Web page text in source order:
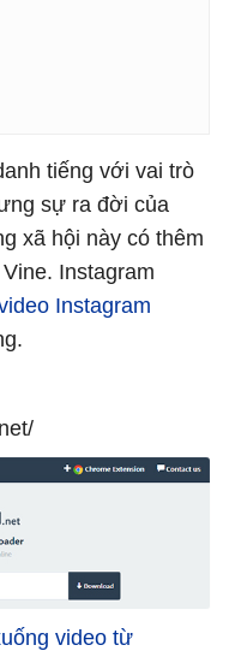
tiếng với vai trò
sự ra đời của
xã hội này có thêm
Instagram
Instagram
video từ